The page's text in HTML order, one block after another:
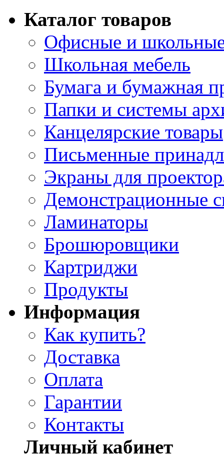
Каталог товаров
Офисные и
Школьная мебель
Бумага и бумажная
Папки и системы
Канцелярские товары
Письменные
Экраны для
Демонстрационные
Ламинаторы
Брошюровщики
Картриджи
Продукты
Информация
Как купить?
Доставка
Оплата
Гарантии
Контакты
Личный кабинет